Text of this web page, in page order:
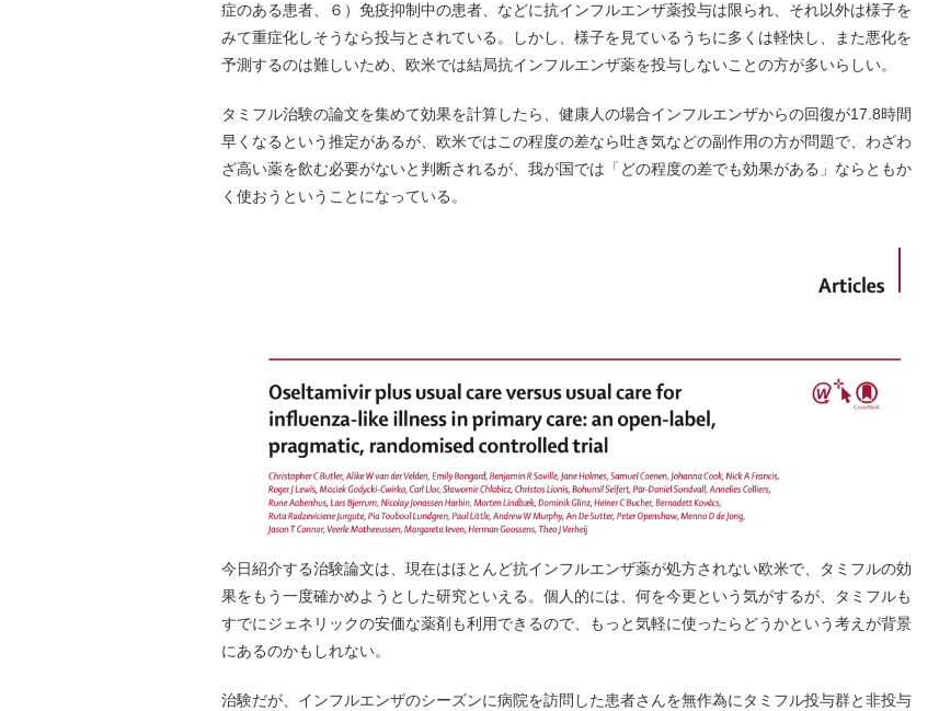
症のある患者、６）免疫抑制中の患者、などに抗インフルエンザ薬投与は限られ、それ以外は様子を
みて重症化しそうなら投与とされている。しかし、様子を見ているうちに多くは軽快し、また悪化を
予測するのは難しいため、欧米では結局抗インフルエンザ薬を投与しないことの方が多いらしい。
タミフル治験の論文を集めて効果を計算したら、健康人の場合インフルエンザからの回復が17.8時間
早くなるという推定があるが、欧米ではこの程度の差なら吐き気などの副作用の方が問題で、わざわ
ざ高い薬を飲む必要がないと判断されるが、我が国では「どの程度の差でも効果がある」ならともか
く使おうということになっている。
今日紹介する治験論文は、現在はほとんど抗インフルエンザ薬が処方されない欧米で、タミフルの効
果をもう一度確かめようとした研究といえる。個人的には、何を今更という気がするが、タミフルも
すでにジェネリックの安価な薬剤も利用できるので、もっと気軽に使ったらどうかという考えが背景
にあるのかもしれない。
治験だが、インフルエンザのシーズンに病院を訪問した患者さんを無作為にタミフル投与群と非投与